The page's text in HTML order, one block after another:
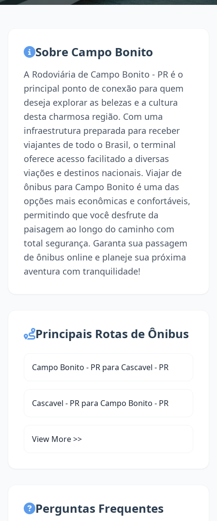
Sobre Campo Bonito
A Rodoviária de Campo Bonito - PR é o
principal ponto de conexão para quem
deseja explorar as belezas e a cultura
desta charmosa região. Com uma
infraestrutura preparada para receber
viajantes de todo o Brasil, o terminal
oferece acesso facilitado a diversas
viações e destinos nacionais. Viajar de
ônibus para Campo Bonito é uma das
opções mais econômicas e confortáveis,
permitindo que você desfrute da
paisagem ao longo do caminho com
total segurança. Garanta sua passagem
de ônibus online e planeje sua próxima
aventura com tranquilidade!
Principais Rotas de Ônibus
Campo Bonito - PR para Cascavel - PR
Cascavel - PR para Campo Bonito - PR
View More >>
Perguntas Frequentes